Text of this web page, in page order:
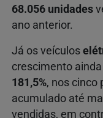
68.056 unidades
ano anterior.
Já os veículos
crescimento
181,5%, nos cinco
acumulado até
vendidas, em